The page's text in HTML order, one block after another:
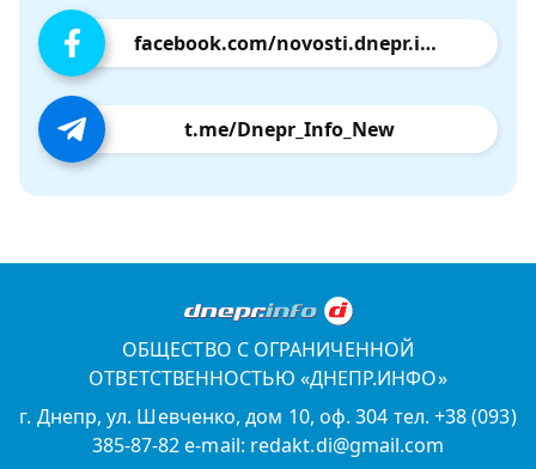
facebook.com/novosti.dnepr.info
t.me/Dnepr_Info_New
ОБЩЕСТВО С ОГРАНИЧЕННОЙ
ОТВЕТСТВЕННОСТЬЮ «ДНЕПР.ИНФО»
г. Днепр, ул. Шевченко, дом 10, оф. 304 тел. +38 (093)
385-87-82 e-mail: redakt.di@gmail.com